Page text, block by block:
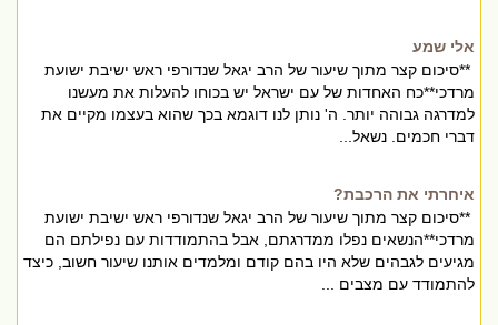
אלי שמע
**סיכום קצר מתוך שיעור של הרב יגאל שנדורפי ראש ישיבת ישועת
מרדכי**כח האחדות של עם ישראל יש בכוחו להעלות את מעשנו
למדרגה גבוהה יותר. ה' נותן לנו דוגמא בכך שהוא בעצמו מקיים את
דברי חכמים. נשאל...
איחרתי את הרכבת?
**סיכום קצר מתוך שיעור של הרב יגאל שנדורפי ראש ישיבת ישועת
מרדכי**הנשאים נפלו ממדרגתם, אבל בהתמודדות עם נפילתם הם
מגיעים לגבהים שלא היו בהם קודם ומלמדים אותנו שיעור חשוב, כיצד
להתמודד עם מצבים ...